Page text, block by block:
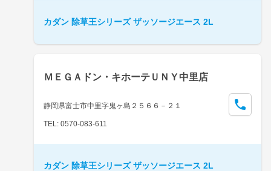
カダン 除草王シリーズ ザッソージエース 2L
ＭＥＧＡドン・キホーテＵＮＹ中里店
静岡県富士市中里字鬼ヶ島２５６６－２１
TEL: 0570-083-611
カダン 除草王シリーズ ザッソージエース 2L